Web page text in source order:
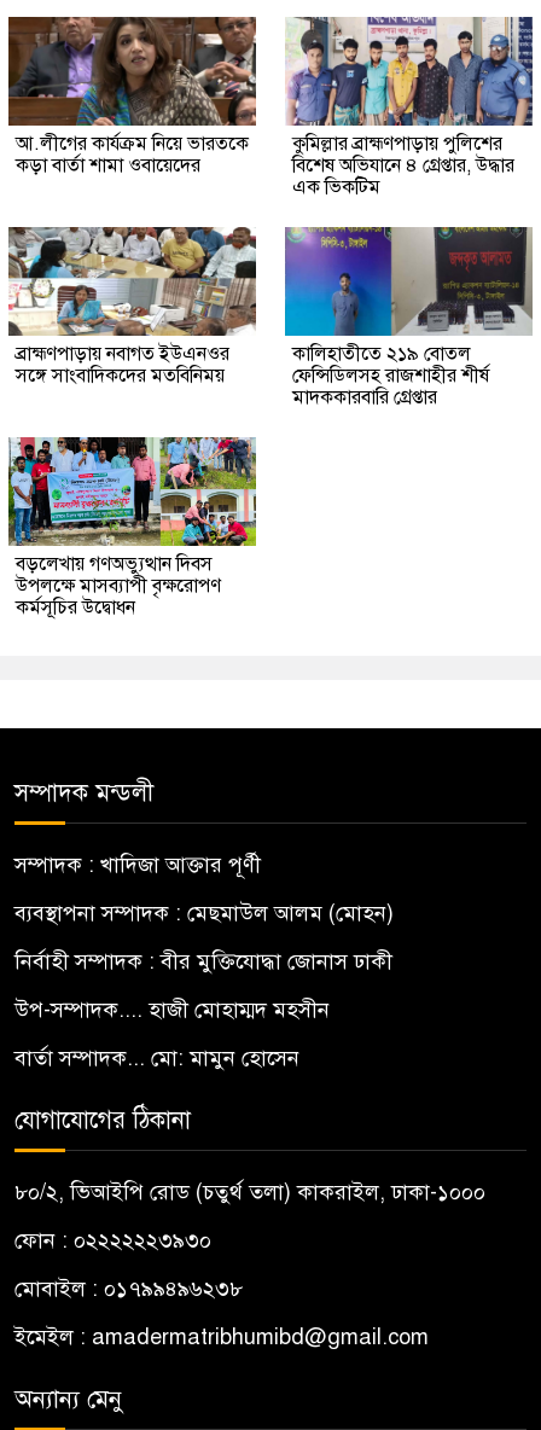
আ.লীগের কার্যক্রম নিয়ে ভারতকে
কড়া বার্তা শামা ওবায়েদের
কুমিল্লার ব্রাহ্মণপাড়ায় পুলিশের
বিশেষ অভিযানে ৪ গ্রেপ্তার, উদ্ধার
এক ভিকটিম
ব্রাহ্মণপাড়ায় নবাগত ইউএনওর
সঙ্গে সাংবাদিকদের মতবিনিময়
কালিহাতীতে ২১৯ বোতল
ফেন্সিডিলসহ রাজশাহীর শীর্ষ
মাদককারবারি গ্রেপ্তার
বড়লেখায় গণঅভ্যুত্থান দিবস
উপলক্ষে মাসব্যাপী বৃক্ষরোপণ
কর্মসূচির উদ্বোধন
সম্পাদক মন্ডলী
সম্পাদক : খাদিজা আক্তার পূর্ণী
ব্যবস্থাপনা সম্পাদক : মেছমাউল আলম (মোহন)
নির্বাহী সম্পাদক : বীর মুক্তিযোদ্ধা জোনাস ঢাকী
উপ-সম্পাদক.... হাজী মোহাম্মদ মহসীন
বার্তা সম্পাদক... মো: মামুন হোসেন
যোগাযোগের ঠিকানা
৮০/২, ভিআইপি রোড (চতুর্থ তলা) কাকরাইল, ঢাকা-১০০০
ফোন : ০২২২২২২৩৯৩০
মোবাইল : ০১৭৯৯৪৯৬২৩৮
ইমেইল : amadermatribhumibd@gmail.com
অন্যান্য মেনু